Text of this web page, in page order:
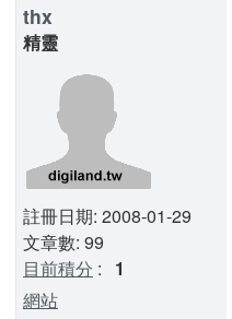
thx
精靈
註冊日期: 2008-01-29
文章數: 99
目前積分 : 1
網站